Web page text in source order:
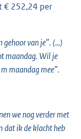
€ 252,24 per
gehoor van je”. (…)
maandag. Wil je
maandag mee”.
we nog verder met
dat ik de klacht heb